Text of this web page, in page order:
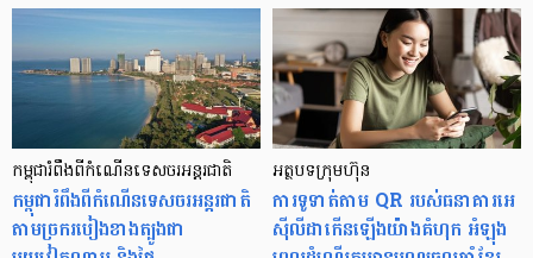
កម្ពុជារំពឹងពីកំណើនទេសចរអន្តរជាតិ
កម្ពុជារំពឹងពីកំណើនទេសចរអន្តរជាតិ
តាមច្រករបៀងខាងត្បូងជា
អត្ថបទក្រុមហ៊ុន
ការទូទាត់តាម QR របស់ធនាគារអេ
ស៊ីលីដាកើនឡើងយ៉ាងគំហុក អំឡុង